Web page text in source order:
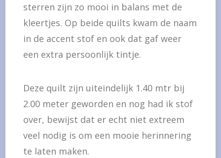
sterren zijn zo mooi in balans met de
kleertjes. Op beide quilts kwam de naam
in de accent stof en ook dat gaf weer
een extra persoonlijk tintje.
Deze quilt zijn uiteindelijk 1.40 mtr bij
2.00 meter geworden en nog had ik stof
over, bewijst dat er echt niet extreem
veel nodig is om een mooie herinnering
te laten maken.